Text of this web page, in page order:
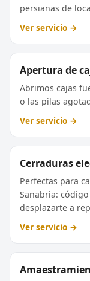
persianas de
Ver servicio →
Apertura de
Abrimos cajas
o las pilas
Ver servicio →
Cerraduras
Perfectas para
Sanabria:
desplazarte a
Ver servicio →